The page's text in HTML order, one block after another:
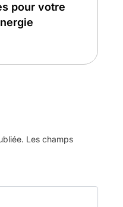
pour votre
Les champs